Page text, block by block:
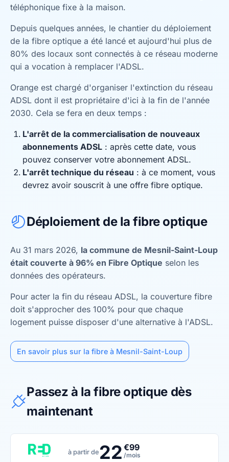
téléphonique fixe à la maison.
Depuis quelques années, le chantier du déploiement
de la fibre optique a été lancé et aujourd'hui plus de
80% des locaux sont connectés à ce réseau moderne
qui a vocation à remplacer l'ADSL.
Orange est chargé d'organiser l'extinction du réseau
ADSL dont il est propriétaire d'ici à la fin de l'année
2030. Cela se fera en deux temps :
L'arrêt de la commercialisation de nouveaux
abonnements ADSL : après cette date, vous
pouvez conserver votre abonnement ADSL.
L'arrêt technique du réseau : à ce moment, vous
devrez avoir souscrit à une offre fibre optique.
Déploiement de la fibre optique
Au 31 mars 2026, la commune de Mesnil-Saint-Loup
était couverte à 96% en Fibre Optique selon les
données des opérateurs.
Pour acter la fin du réseau ADSL, la couverture fibre
doit s'approcher des 100% pour que chaque
logement puisse disposer d'une alternative à l'ADSL.
En savoir plus sur la fibre à Mesnil-Saint-Loup
Passez à la fibre optique dès
maintenant
à partir de 22 €99
/mois